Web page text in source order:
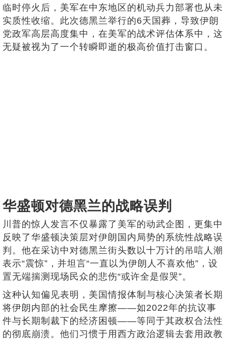
临时停火后，美军在中东地区的机动兵力部署也从未
实质性收缩。此次德黑兰举行的6天国葬，导致伊朗
党政军高层高度集中，在美军的战术评估体系中，这
无疑被视为了一个转瞬即逝的极高价值打击窗口。
华盛顿对德黑兰的战略误判
川普的惊人发言不仅暴露了美军的动武企图，更集中
反映了华盛顿决策层对伊朗国内局势的系统性战略误
判。他在采访中对德黑兰街头数以十万计的吊唁人潮
表示“震惊”，并坦言“一直以为伊朗人不喜欢他”，设
置无端揣测现场民众的悲伤“或许全是假哭”。
这种认知偏见表明，美国情报体制与核心决策者长期
将伊朗内部的社会民生摩擦——如2022年的抗议事
件与长期制裁下的经济困顿——等同于其政权合法性
的彻底崩溃。他们习惯于用西方政治逻辑去套用政教